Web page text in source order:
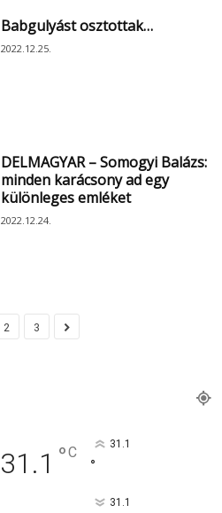
Babgulyást osztottak…
2022.12.25.
DELMAGYAR – Somogyi Balázs:
minden karácsony ad egy
különleges emléket
2022.12.24.
2 3
31.1 °C 31.1
°
31.1